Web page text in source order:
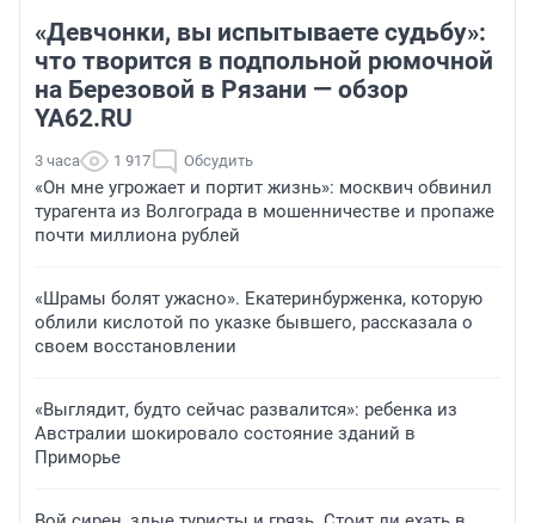
«Девчонки, вы испытываете судьбу»:
что творится в подпольной рюмочной
на Березовой в Рязани — обзор
YA62.RU
3 часа 1 917 Обсудить
«Он мне угрожает и портит жизнь»: москвич обвинил
турагента из Волгограда в мошенничестве и пропаже
почти миллиона рублей
«Шрамы болят ужасно». Екатеринбурженка, которую
облили кислотой по указке бывшего, рассказала о
своем восстановлении
«Выглядит, будто сейчас развалится»: ребенка из
Австралии шокировало состояние зданий в
Приморье